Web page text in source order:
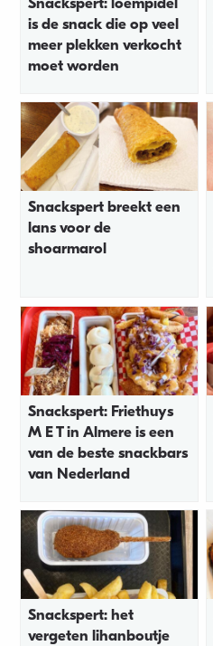
is de snack die op veel
meer plekken verkocht
moet worden
Snackspert breekt een
lans voor de
shoarmarol
Snackspert: Friethuys
M E T in Almere is een
van de beste snackbars
van Nederland
Snackspert: het
vergeten lihanboutje